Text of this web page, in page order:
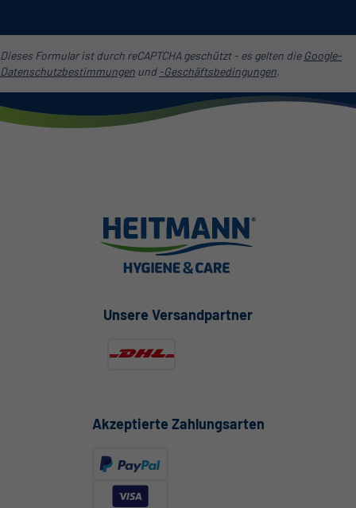
Dieses Formular ist durch reCAPTCHA geschützt - es gelten die Google-
Datenschutzbestimmungen und -Geschäftsbedingungen.
Unsere Versandpartner
Akzeptierte Zahlungsarten